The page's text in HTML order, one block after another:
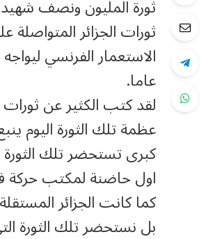
عاما.
لقد كتب الكثير عن
عظمة تلك الثورة اليوم
كبرى تستحضر تلك الثورة
اول حاضنة لمكتب حركة
كما كانت الجزائر
بل نستحضر تلك الثورة